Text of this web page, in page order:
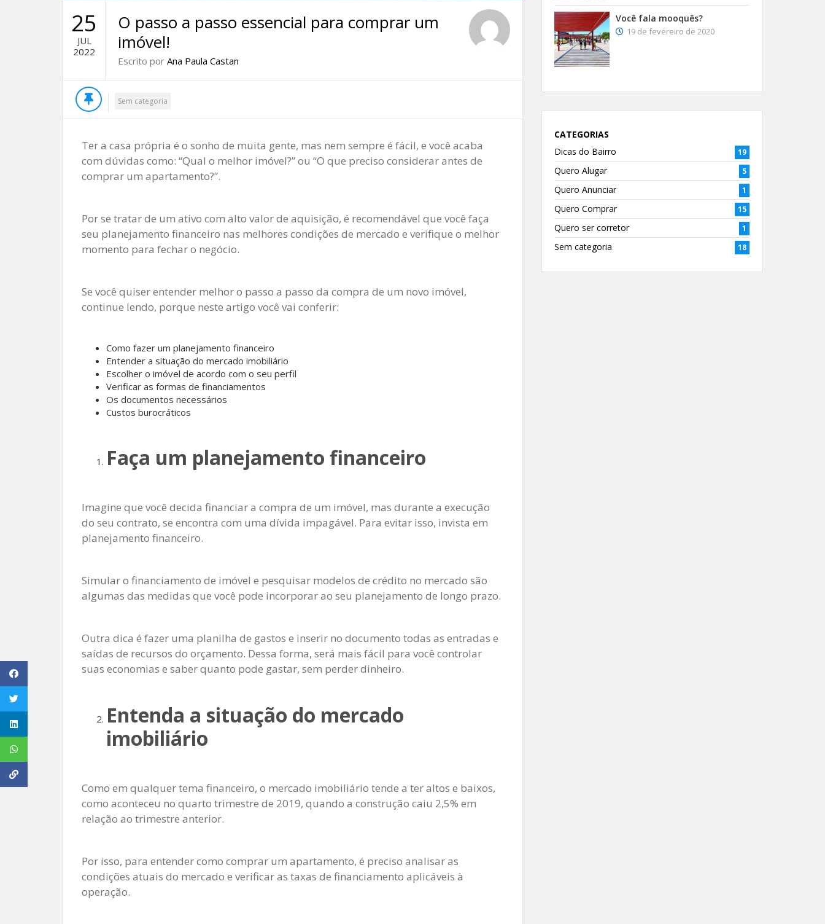
25
JUL
2022
O passo a passo essencial para comprar um
imóvel!
Escrito por Ana Paula Castan
Sem categoria
Ter a casa própria é o sonho de muita gente, mas nem sempre é fácil, e você acaba
com dúvidas como: “Qual o melhor imóvel?” ou “O que preciso considerar antes de
comprar um apartamento?”.
Por se tratar de um ativo com alto valor de aquisição, é recomendável que você faça
seu planejamento financeiro nas melhores condições de mercado e verifique o melhor
momento para fechar o negócio.
Se você quiser entender melhor o passo a passo da compra de um novo imóvel,
continue lendo, porque neste artigo você vai conferir:
Como fazer um planejamento financeiro
Entender a situação do mercado imobiliário
Escolher o imóvel de acordo com o seu perfil
Verificar as formas de financiamentos
Os documentos necessários
Custos burocráticos
Faça um planejamento financeiro
Imagine que você decida financiar a compra de um imóvel, mas durante a execução
do seu contrato, se encontra com uma dívida impagável. Para evitar isso, invista em
planejamento financeiro.
Simular o financiamento de imóvel e pesquisar modelos de crédito no mercado são
algumas das medidas que você pode incorporar ao seu planejamento de longo prazo.
Outra dica é fazer uma planilha de gastos e inserir no documento todas as entradas e
saídas de recursos do orçamento. Dessa forma, será mais fácil para você controlar
suas economias e saber quanto pode gastar, sem perder dinheiro.
Entenda a situação do mercado
imobiliário
Como em qualquer tema financeiro, o mercado imobiliário tende a ter altos e baixos,
como aconteceu no quarto trimestre de 2019, quando a construção caiu 2,5% em
relação ao trimestre anterior.
Por isso, para entender como comprar um apartamento, é preciso analisar as
condições atuais do mercado e verificar as taxas de financiamento aplicáveis ​​à
operação.
Você fala mooquês?
19 de fevereiro de 2020
CATEGORIAS
Dicas do Bairro
19
Quero Alugar 5
Quero Anunciar 1
Quero Comprar 15
Quero ser corretor 1
Sem categoria 18